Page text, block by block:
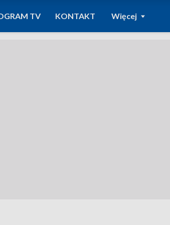
TV KONTAKT Więcej